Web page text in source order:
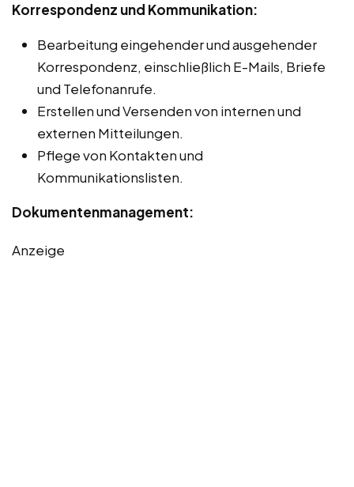
Korrespondenz und Kommunikation:
Bearbeitung eingehender und ausgehender
Korrespondenz, einschließlich E-Mails, Briefe
und Telefonanrufe.
Erstellen und Versenden von internen und
externen Mitteilungen.
Pflege von Kontakten und
Kommunikationslisten.
Dokumentenmanagement:
Anzeige